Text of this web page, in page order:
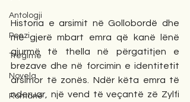
Antologji
Poezi
Tregime
Novela
Romane
Historia e arsimit në Gollobordë dhe
më gjerë mbart emra që kanë lënë
gjurmë të thella në përgatitjen e
brezave dhe në forcimin e identitetit
arsimor të zonës. Ndër këta emra të
nderuar, një vend të veçantë zë Zylfi